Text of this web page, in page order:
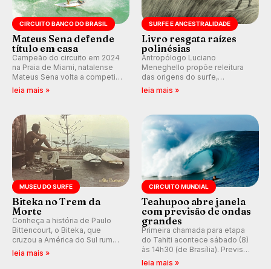
CIRCUITO BANCO DO BRASIL
Mateus Sena defende
título em casa
Campeão do circuito em 2024
na Praia de Miami, natalense
Mateus Sena volta a competir
em casa em busca de manter a
leia mais »
SURFE E ANCESTRALIDADE
Livro resgata raízes
polinésias
Antropólogo Luciano
Meneghello propõe releitura
das origens do surfe,
resgatando a cultura polinésia
prática em esporte e indústria.
leia mais »
MUSEU DO SURFE
Biteka no Trem da
Morte
Conheça a história de Paulo
Bittencourt, o Biteka, que
cruzou a América do Sul rumo
ao Pacífico em uma jornada
leia mais »
CIRCUITO MUNDIAL
Teahupoo abre janela
com previsão de ondas
grandes
Primeira chamada para etapa
do Tahiti acontece sábado (8)
às 14h30 (de Brasília). Previsão
indica swell consistente.
leia mais »